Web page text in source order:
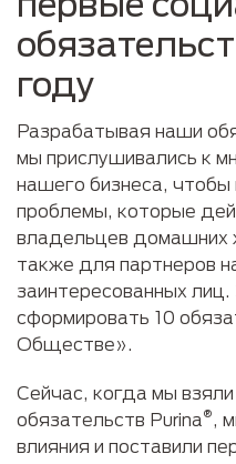
году
Разрабатывая наши
мы прислушивались к
нашего бизнеса, чтобы
проблемы, которые
владельцев домашних
также для партнеров
заинтересованных
сформировать 10
Обществе».
Сейчас, когда мы
обязательств Purina®,
влияния и поставили